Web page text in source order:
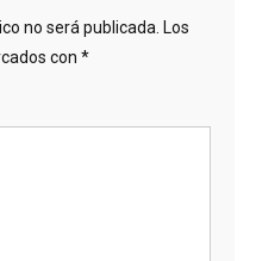
no será publicada. Los
con *